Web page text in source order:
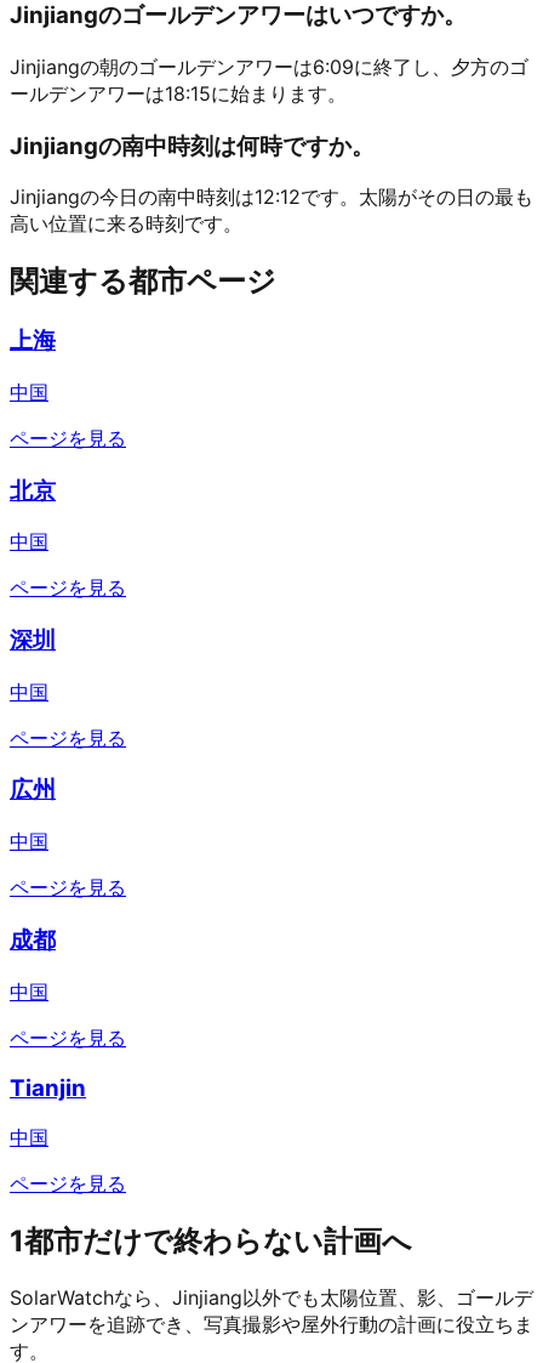
Jinjiangのゴールデンアワーはいつですか。
Jinjiangの朝のゴールデンアワーは6:09に終了し、夕方のゴ
ールデンアワーは18:15に始まります。
Jinjiangの南中時刻は何時ですか。
Jinjiangの今日の南中時刻は12:12です。太陽がその日の最も
高い位置に来る時刻です。
関連する都市ページ
上海
中国
ページを見る
北京
中国
ページを見る
深圳
中国
ページを見る
広州
中国
ページを見る
成都
中国
ページを見る
Tianjin
中国
ページを見る
1都市だけで終わらない計画へ
SolarWatchなら、Jinjiang以外でも太陽位置、影、ゴールデ
ンアワーを追跡でき、写真撮影や屋外行動の計画に役立ちま
す。